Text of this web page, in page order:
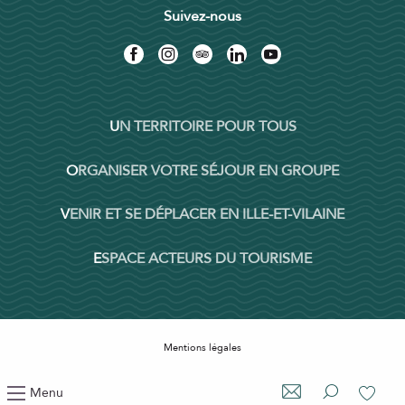
Menu
Suivez-nous
UN TERRITOIRE POUR TOUS
ORGANISER VOTRE SÉJOUR EN GROUPE
VENIR ET SE DÉPLACER EN ILLE-ET-VILAINE
ESPACE ACTEURS DU TOURISME
Mentions légales